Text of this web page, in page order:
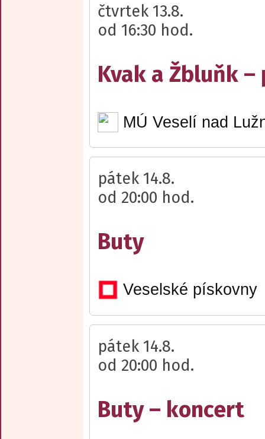
čtvrtek 13.8.
od 16:30 hod.
Kvak a Žbluňk –
MÚ Veselí nad
pátek 14.8.
od 20:00 hod.
Buty
Veselské pískovny
pátek 14.8.
od 20:00 hod.
Buty – koncert